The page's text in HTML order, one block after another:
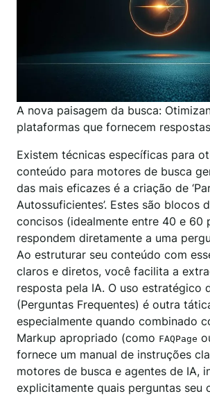
A nova paisagem da busca:
plataformas que fornecem
Existem técnicas específicas para
conteúdo para motores de busca
das mais eficazes é a criação de
Autossuficientes’. Estes são blocos
concisos (idealmente entre 40 e 60
respondem diretamente a uma
Ao estruturar seu conteúdo com
claros e diretos, você facilita a
resposta pela IA. O uso estratégico
(Perguntas Frequentes) é outra
especialmente quando combinado
Markup apropriado (como FAQPage
fornece um manual de instruções
motores de busca e agentes de IA,
explicitamente quais perguntas seu